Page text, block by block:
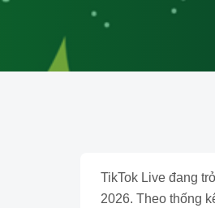
TikTok Live đang
2026. Theo thống